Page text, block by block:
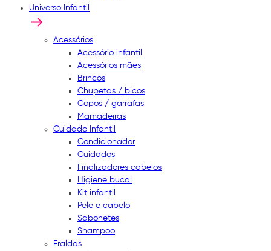
Universo Infantil
Acessórios
Acessório infantil
Acessórios mães
Brincos
Chupetas / bicos
Copos / garrafas
Mamadeiras
Cuidado Infantil
Condicionador
Cuidados
Finalizadores cabelos
Higiene bucal
Kit infantil
Pele e cabelo
Sabonetes
Shampoo
Fraldas